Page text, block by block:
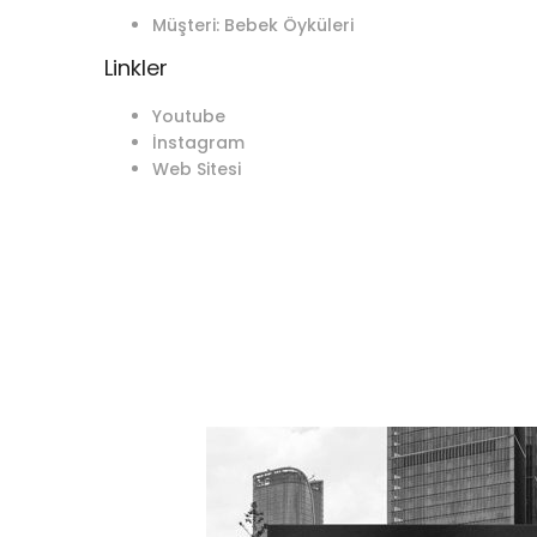
Müşteri: Bebek Öyküleri
Linkler
Youtube
İnstagram
Web Sitesi